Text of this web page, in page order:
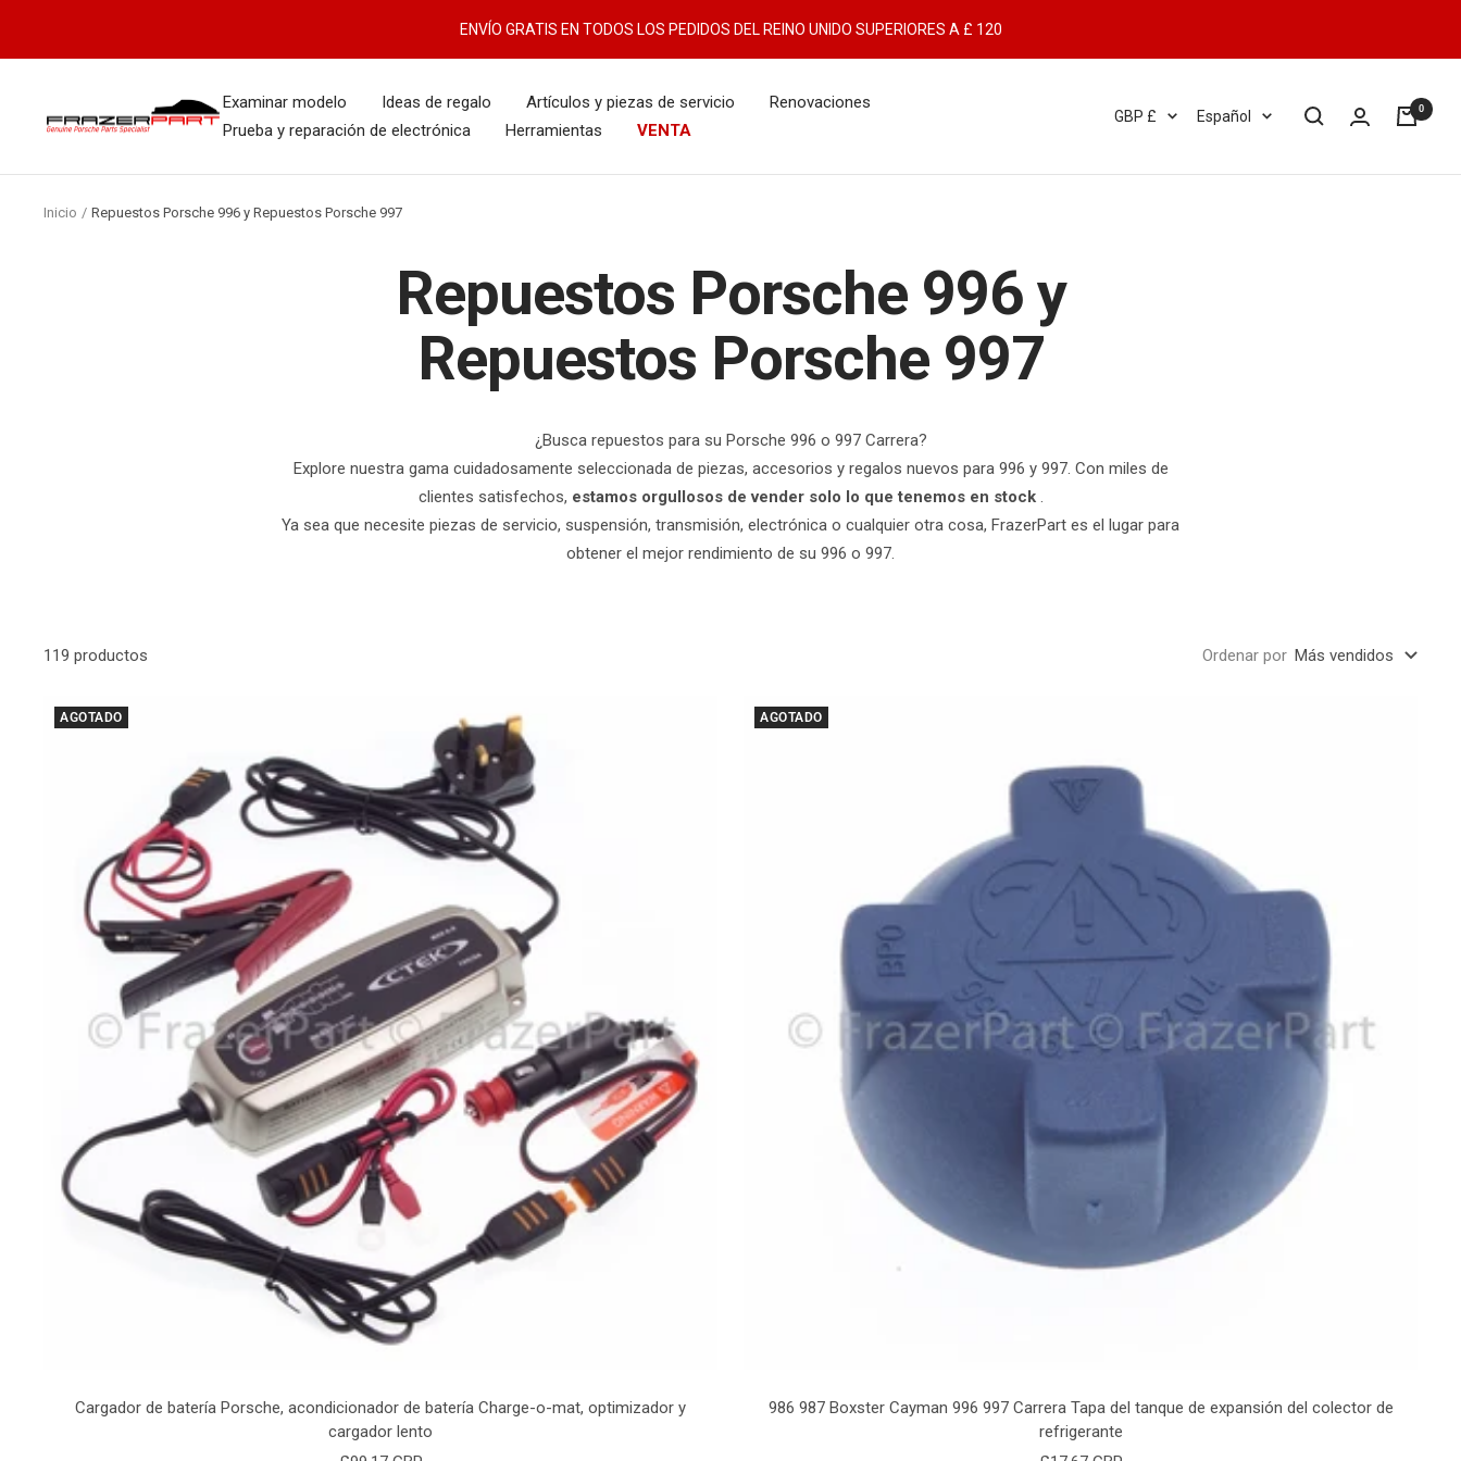
ENVÍO GRATIS EN TODOS LOS PEDIDOS DEL REINO UNIDO SUPERIORES A £ 120
Examinar modelo Ideas de regalo Artículos y piezas de servicio
Renovaciones
Prueba y reparación de electrónica
Herramientas VENTA
Porsche
Spares
Moneda
GBP £ Idioma
Español 0
Inicio Repuestos Porsche 996 y Repuestos Porsche 997
Repuestos Porsche 996 y
Repuestos Porsche 997
¿Busca repuestos para su Porsche 996 o 997 Carrera?
Explore nuestra gama cuidadosamente seleccionada de piezas, accesorios y regalos nuevos para 996 y 997. Con miles de
clientes satisfechos, estamos orgullosos de vender solo lo que tenemos en stock .
Ya sea que necesite piezas de servicio, suspensión, transmisión, electrónica o cualquier otra cosa, FrazerPart es el lugar para
obtener el mejor rendimiento de su 996 o 997.
119 productos Ordenar por Más vendidos
AGOTADO
Cargador de batería Porsche, acondicionador de batería Charge-o-mat, optimizador y
cargador lento
AGOTADO
986 987 Boxster Cayman 996 997 Carrera Tapa del tanque de expansión del colector de
refrigerante